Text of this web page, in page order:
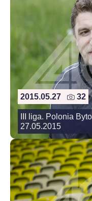
2015.05.27 32
III liga. Polonia
27.05.2015